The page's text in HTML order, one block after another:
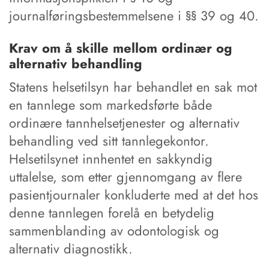
journalføringsbestemmelsene i §§ 39 og 40.
Krav om å skille mellom ordinær og
alternativ behandling
Statens helsetilsyn har behandlet en sak mot
en tannlege som markedsførte både
ordinære tannhelsetjenester og alternativ
behandling ved sitt tannlegekontor.
Helsetilsynet innhentet en sakkyndig
uttalelse, som etter gjennomgang av flere
pasientjournaler konkluderte med at det hos
denne tannlegen forelå en betydelig
sammenblanding av odontologisk og
alternativ diagnostikk.